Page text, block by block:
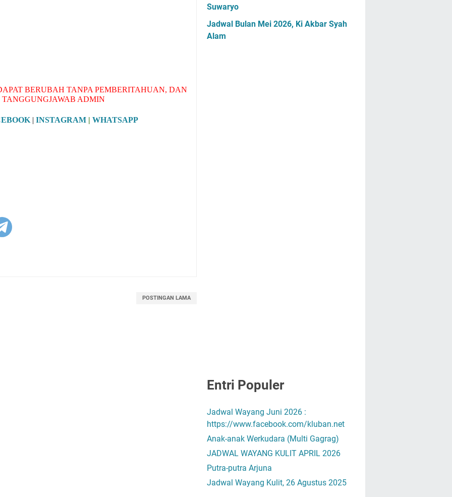
BERUBAH TANPA PEMBERITAHUAN, DAN
ADMIN
|INSTAGRAM |WHATSAPP
POSTINGAN LAMA
Suwaryo
Jadwal Bulan Mei 2026, Ki Akbar Syah
Alam
Entri Populer
Jadwal Wayang Juni 2026 :
https://www.facebook.com/kluban.net
Anak-anak Werkudara (Multi Gagrag)
JADWAL WAYANG KULIT APRIL 2026
Putra-putra Arjuna
Jadwal Wayang Kulit, 26 Agustus 2025